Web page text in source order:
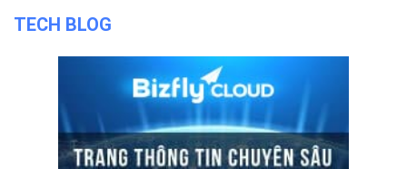
TECH BLOG